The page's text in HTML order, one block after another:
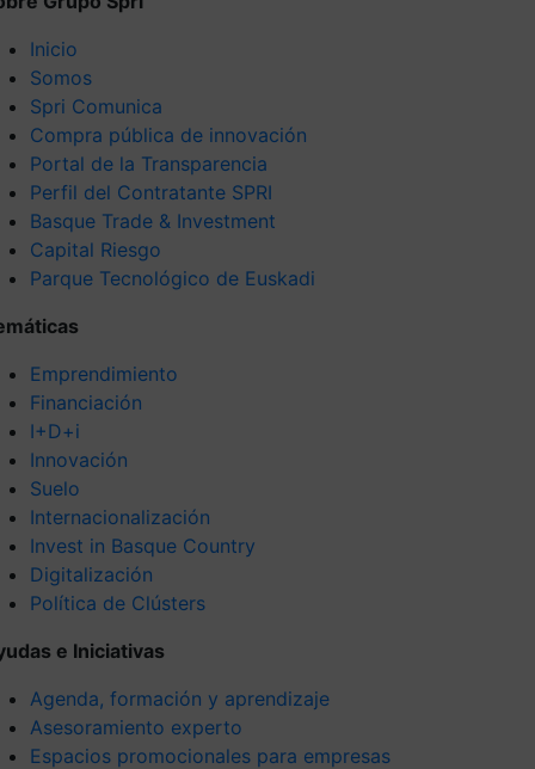
Inicio
Somos
Spri Comunica
Compra pública de innovación
Portal de la Transparencia
Perfil del Contratante SPRI
Basque Trade & Investment
Capital Riesgo
Parque Tecnológico de Euskadi
Emprendimiento
Financiación
I+D+i
Innovación
Suelo
Internacionalización
Invest in Basque Country
Digitalización
Política de Clústers
e Iniciativas
Agenda, formación y aprendizaje
Asesoramiento experto
Espacios promocionales para empresas